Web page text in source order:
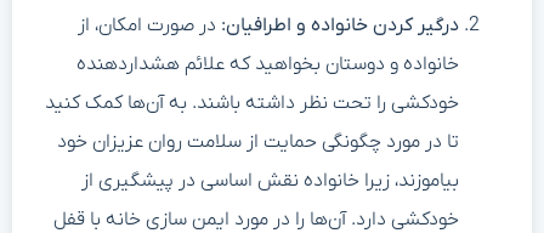
درگیر کردن خانواده و اطرافیان: در صورت امکان، از
خانواده و دوستان بخواهید که علائم هشداردهنده
خودکشی را تحت نظر داشته باشند. به آن‌ها کمک کنید
تا در مورد چگونگی حمایت از سلامت روان عزیزان خود
بیاموزند، زیرا خانواده نقش اساسی در پیشگیری از
خودکشی دارد. آن‌ها را در مورد ایمن سازی خانه با قفل